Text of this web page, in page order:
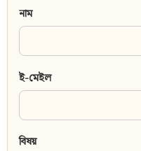
নাম
ই-মেইল
বিষয়